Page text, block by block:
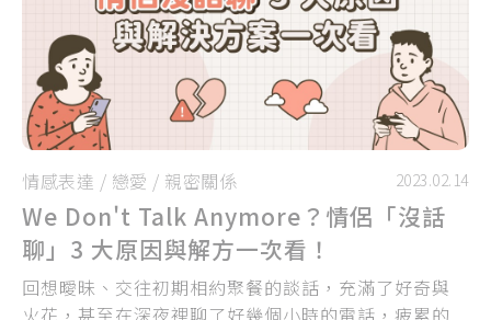
情感表達 / 戀愛 / 親密關係 2023.02.14
We Don't Talk Anymore？情侶「沒話
聊」3 大原因與解方一次看！
回想曖昧、交往初期相約聚餐的談話，充滿了好奇與
火花，甚至在深夜裡聊了好幾個小時的電話，疲累的